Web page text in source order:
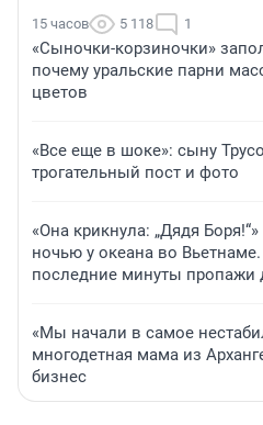
15 часов 5 118 1
«Сыночки-корзиночки»
почему уральские парни
цветов
«Все еще в шоке»: сыну
трогательный пост и фото
«Она крикнула: „Дядя
ночью у океана во
последние минуты пропажи
«Мы начали в самое
многодетная мама из
бизнес